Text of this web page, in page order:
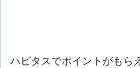
ハピタスでポイントがもら